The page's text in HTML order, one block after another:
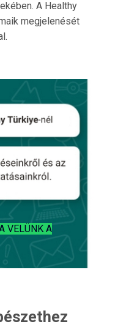
A Healthy
megjelenését
VELÜNK A